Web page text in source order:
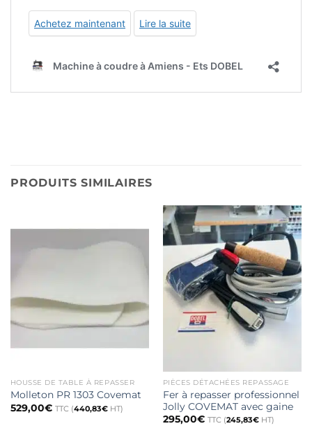
PRODUITS SIMILAIRES
HOUSSE DE TABLE À REPASSER
Molleton PR 1303 Covemat
529,00€ TTC (440,83€HT)
PIÈCES DÉTACHÉES REPASSAGE
Fer à repasser professionnel
Jolly COVEMAT avec gaine
295,00€ TTC (245,83€HT)